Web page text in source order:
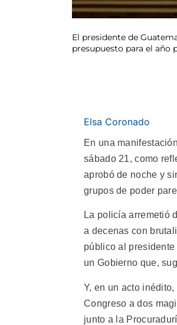
El presidente de
presupuesto para el año
Elsa Coronado
En una
sábado 21, como
aprobó de noche y
grupos de poder
La policía arremetió
a decenas con
público al
un Gobierno que,
Y, en un acto
Congreso a dos
junto a la